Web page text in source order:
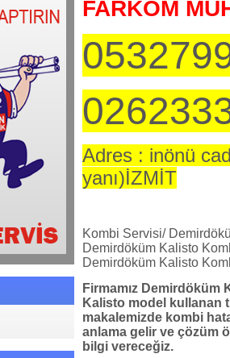
FARKOM
Adres : inönü
yanı)İZMİT
Kombi Servisi/
Demirdöküm Kalisto
Demirdöküm Kalisto
Firmamız
Kalisto model kullanan
makalemizde kombi
anlama gelir ve çözüm
bilgi vereceğiz.